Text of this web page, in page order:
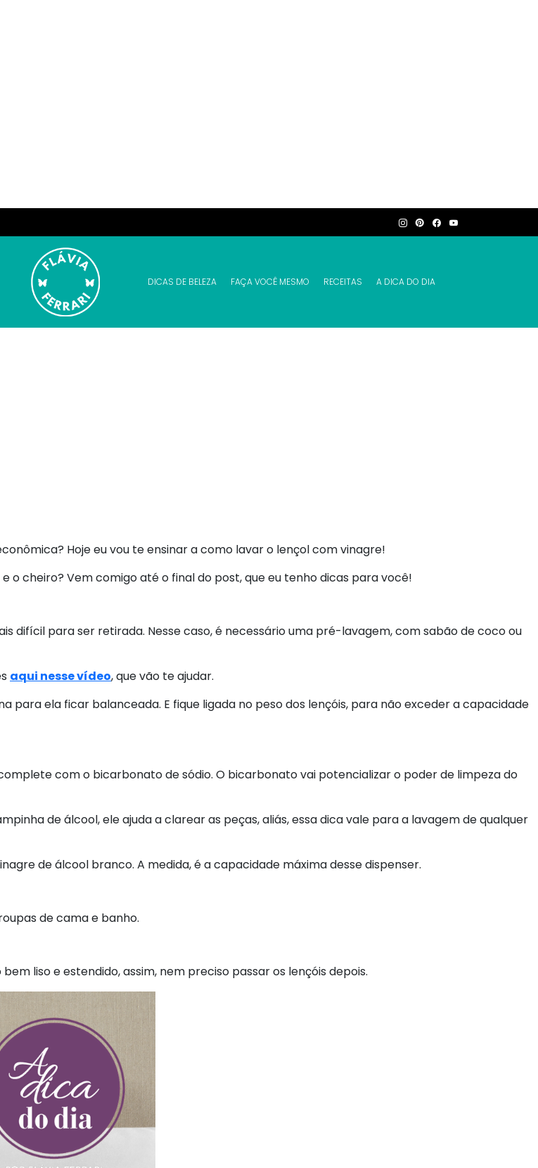
DICAS DE BELEZA FAÇA VOCÊ MESMO RECEITAS A DICA DO DIA
Hoje eu vou te ensinar a como lavar o lençol com vinagre!
o cheiro? Vem comigo até o final do post, que eu tenho dicas para você!
difícil para ser retirada. Nesse caso, é necessário uma pré-lavagem, com sabão de coco ou
aqui nesse vídeo, que vão te ajudar.
ela ficar balanceada. E fique ligada no peso dos lençóis, para não exceder a capacidade
com o bicarbonato de sódio. O bicarbonato vai potencializar o poder de limpeza do
de álcool, ele ajuda a clarear as peças, aliás, essa dica vale para a lavagem de qualquer
de álcool branco. A medida, é a capacidade máxima desse dispenser.
de cama e banho.
liso e estendido, assim, nem preciso passar os lençóis depois.